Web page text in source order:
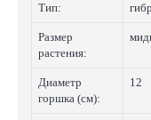
Тип:
Размер
растения:
Диаметр
горшка (см):
12